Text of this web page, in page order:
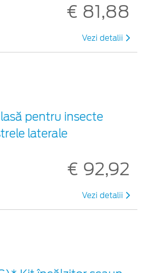
€ 81,88
Vezi detalii
pentru insecte
laterale
€ 92,92
Vezi detalii